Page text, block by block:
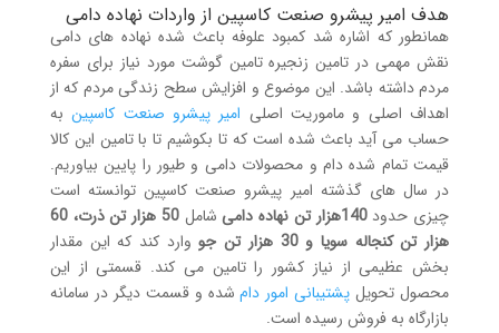
هدف امیر پیشرو صنعت کاسپین از واردات نهاده دامی
همانطور که اشاره شد کمبود علوفه باعث شده نهاده های دامی
نقش مهمی در تامین زنجیره تامین گوشت مورد نیاز برای سفره
مردم داشته باشد. این موضوع و افزایش سطح زندگی مردم که از
اهداف اصلی و ماموریت اصلی امیر پیشرو صنعت کاسپینبه
حساب می آید باعث شده است که تا بکوشیم تا با تامین این کالا
قیمت تمام شده دام و محصولات دامی و طیور را پایین بیاوریم.
در سال های گذشته امیر پیشرو صنعت کاسپین توانسته است
چیزی حدود140هزار تن نهاده دامی شامل
50 هزار تن ذرت، 60
هزار تن کنجاله سویا و 30 هزار تن جو
وارد کند که این مقدار
بخش عظیمی از نیاز کشور را تامین می کند. قسمتی از این
محصول تحویل پشتیبانی امور دامشده و قسمت دیگر در سامانه
بازارگاه به فروش رسیده است.